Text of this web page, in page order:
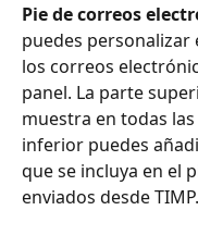
Pie de correos
puedes personalizar
los correos
panel. La parte
muestra en todas
inferior puedes
que se incluya en el
enviados desde TIMP.